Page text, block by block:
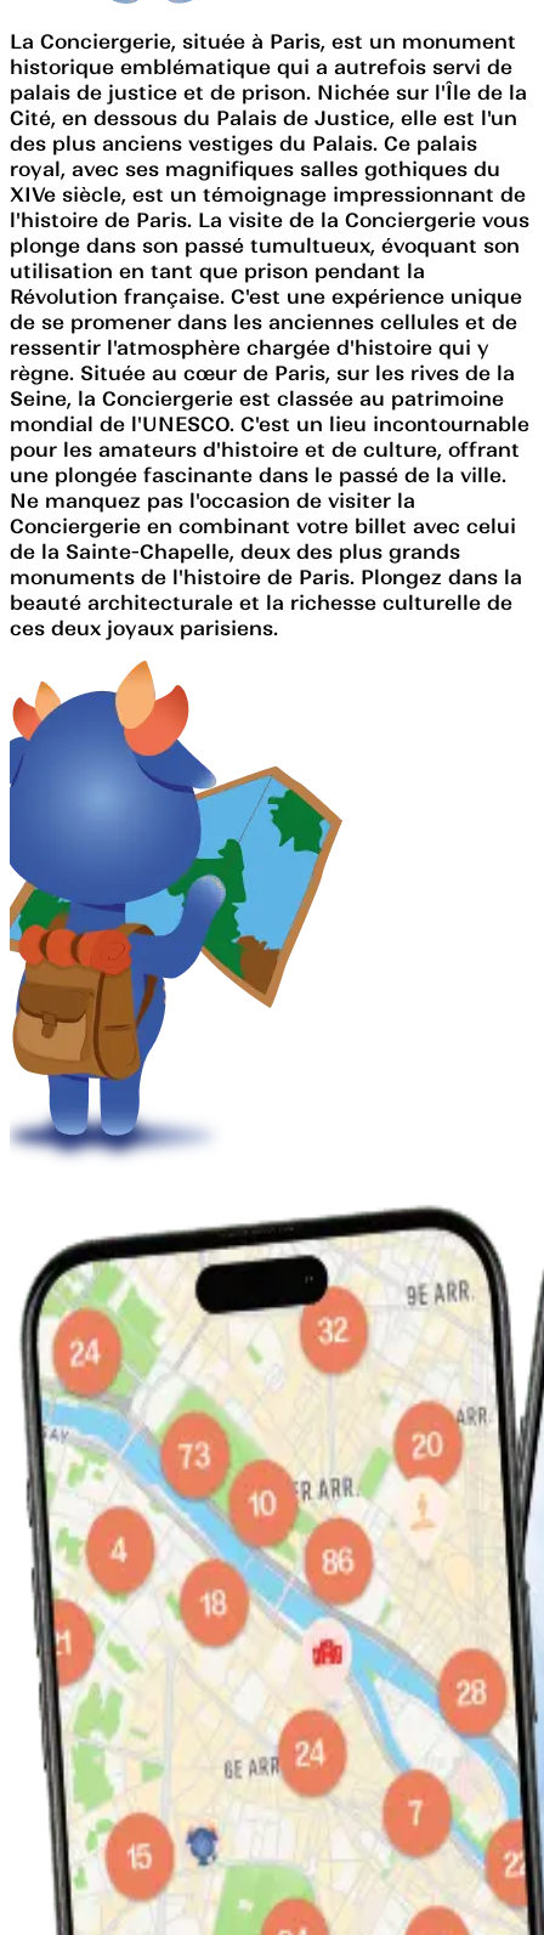
La Conciergerie, située à Paris, est un monument
historique emblématique qui a autrefois servi de
palais de justice et de prison. Nichée sur l'Île de la
Cité, en dessous du Palais de Justice, elle est l'un
des plus anciens vestiges du Palais. Ce palais
royal, avec ses magnifiques salles gothiques du
XIVe siècle, est un témoignage impressionnant de
l'histoire de Paris. La visite de la Conciergerie vous
plonge dans son passé tumultueux, évoquant son
utilisation en tant que prison pendant la
Révolution française. C'est une expérience unique
de se promener dans les anciennes cellules et de
ressentir l'atmosphère chargée d'histoire qui y
règne. Située au cœur de Paris, sur les rives de la
Seine, la Conciergerie est classée au patrimoine
mondial de l'UNESCO. C'est un lieu incontournable
pour les amateurs d'histoire et de culture, offrant
une plongée fascinante dans le passé de la ville.
Ne manquez pas l'occasion de visiter la
Conciergerie en combinant votre billet avec celui
de la Sainte-Chapelle, deux des plus grands
monuments de l'histoire de Paris. Plongez dans la
beauté architecturale et la richesse culturelle de
ces deux joyaux parisiens.